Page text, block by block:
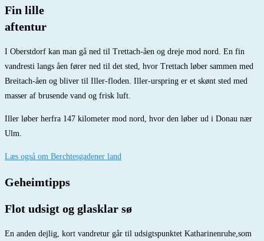
Fin lille
aftentur
I Oberstdorf kan man gå ned til Trettach-åen og dreje mod nord. En fin
vandresti langs åen fører ned til det sted, hvor Trettach løber sammen med
Breitach-åen og bliver til Iller-floden. Iller-urspring er et skønt sted med
masser af brusende vand og frisk luft.
Iller løber herfra 147 kilometer mod nord, hvor den løber ud i Donau nær
Ulm.
Læs også om Berchtesgadener land
Geheimtipps
Flot udsigt og glasklar sø
En anden dejlig, kort vandretur går til udsigtspunktet Katharinenruhe,som